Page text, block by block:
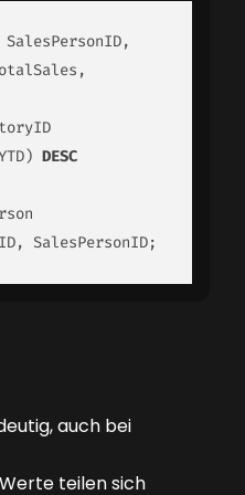
DESC
SalesPersonID;
auch bei
teilen sich